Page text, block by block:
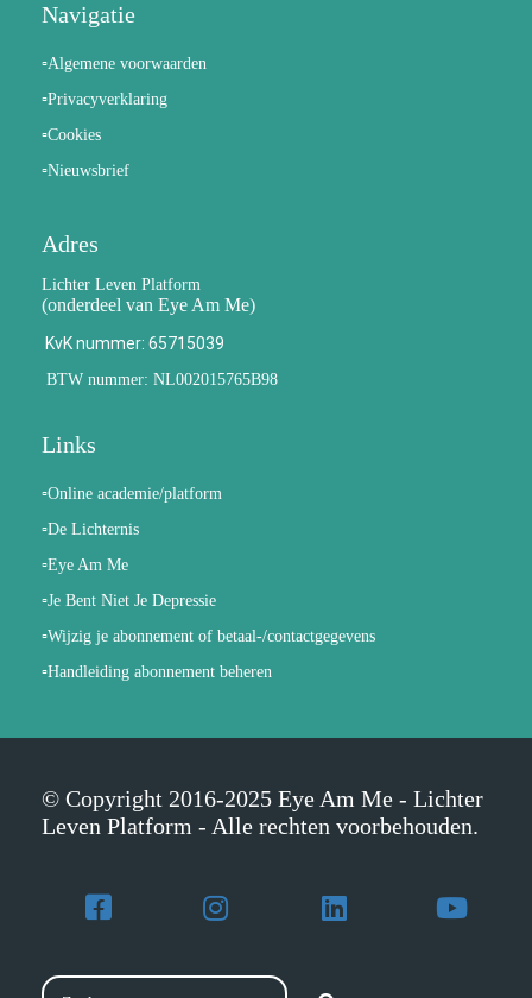
Navigatie
▫️Algemene voorwaarden
▫️Privacyverklaring
▫️Cookies
▫️Nieuwsbrief
Adres
Lichter Leven Platform
(onderdeel van Eye Am Me)
KvK nummer: 65715039
BTW nummer: NL002015765B98
Links
▫️Online academie/platform
▫️De Lichternis
▫️Eye Am Me
▫️Je Bent Niet Je Depressie
▫️Wijzig je abonnement of betaal-/contactgegevens
▫️Handleiding abonnement beheren
© Copyright 2016-2025 Eye Am Me - Lichter
Leven Platform - Alle rechten voorbehouden.